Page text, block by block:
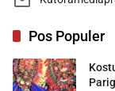
Pos Populer